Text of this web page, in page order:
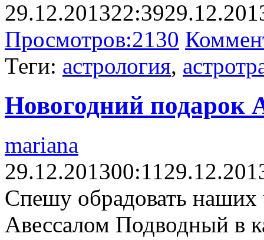
29.12.201322:39
Просмотров:2130
Теги: астрология,
Новогодний подарок
mariana
29.12.201300:11
Спешу обрадовать наших
Авессалом Подводный в